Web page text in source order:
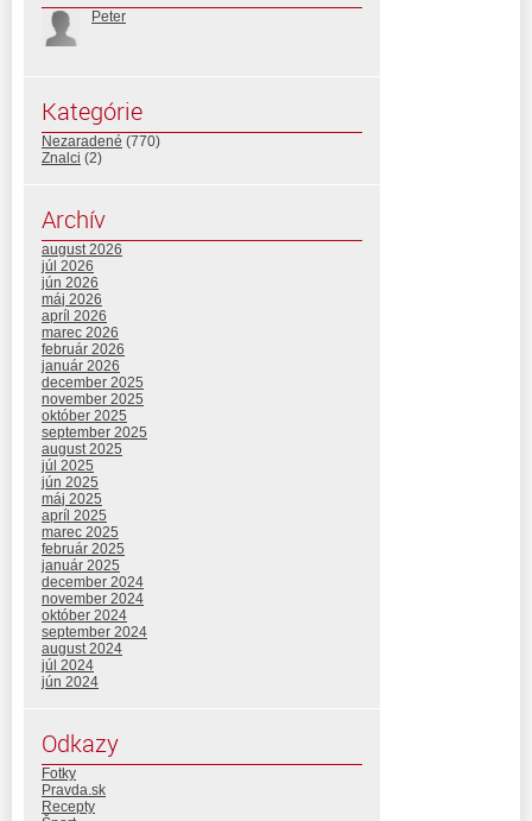
Peter
Kategórie
Nezaradené (770)
Znalci (2)
Archív
august 2026
júl 2026
jún 2026
máj 2026
apríl 2026
marec 2026
február 2026
január 2026
december 2025
november 2025
október 2025
september 2025
august 2025
júl 2025
jún 2025
máj 2025
apríl 2025
marec 2025
február 2025
január 2025
december 2024
november 2024
október 2024
september 2024
august 2024
júl 2024
jún 2024
Odkazy
Fotky
Pravda.sk
Recepty